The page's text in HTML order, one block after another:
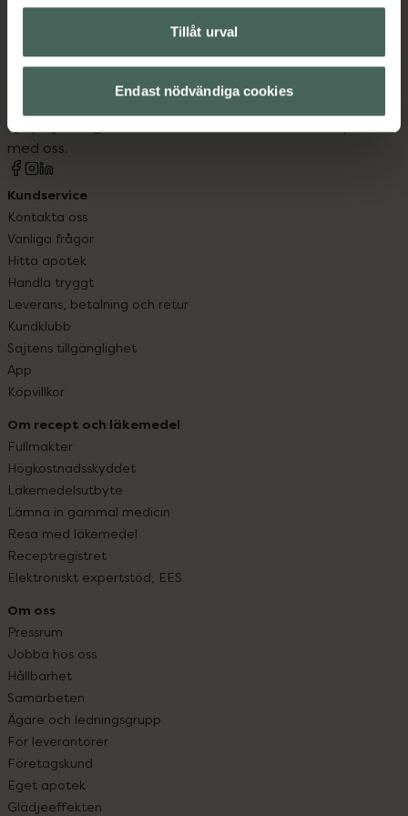
Tillåt urval
Endast nödvändiga cookies
Kronans Apotek finns här för dig. Du hittar oss från Skåne i
datorn. Oavsett vem du är så är det vårt uppdrag att
hjälpa just dig att må lite bättre. Välkommen att prata
med oss.
Kundservice
Kontakta oss
Vanliga frågor
Hitta apotek
Handla tryggt
Leverans, betalning och retur
Kundklubb
Sajtens tillgänglighet
App
Köpvillkor
Om recept och läkemedel
Fullmakter
Högkostnadsskyddet
Läkemedelsutbyte
Lämna in gammal medicin
Resa med läkemedel
Receptregistret
Elektroniskt expertstöd, EES
Om oss
Pressrum
Jobba hos oss
Hållbarhet
Samarbeten
Ägare och ledningsgrupp
För leverantörer
Företagskund
Eget apotek
Glädjeeffekten